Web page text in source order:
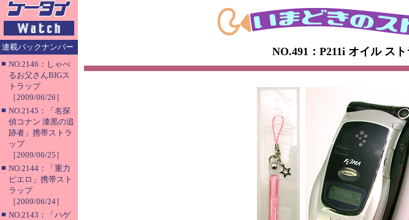
連載バックナンバー
■ NO.2146：しゃべ
るお父さんBIGス
トラップ
［2009/06/26］
■ NO.2145：「名探
偵コナン 漆黒の追
跡者」携帯ストラ
ップ
［2009/06/25］
■ NO.2144：「重力
ピエロ」携帯スト
ラップ
［2009/06/24］
■ NO.2143：「ハゲ
NO.491：P211i オイル ス